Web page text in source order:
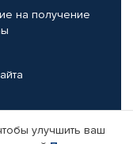
на получение
улучшить ваш